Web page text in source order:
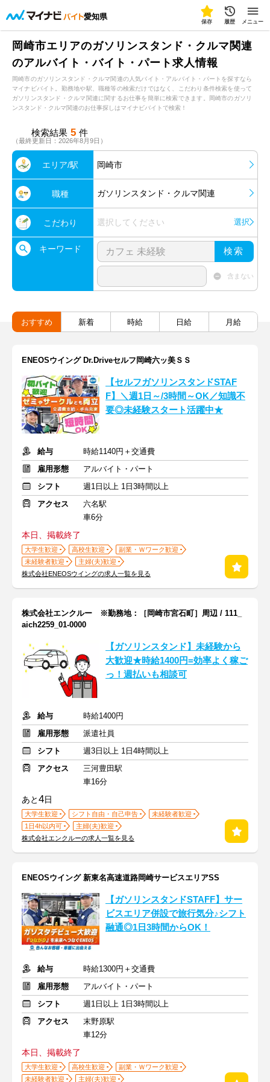
愛知県
保存 履歴 メニュー
岡崎市エリアのガソリンスタンド・クルマ関連
のアルバイト・バイト・パート求人情報
岡崎市のガソリンスタンド・クルマ関連の人気バイト・アルバイト・パートを探すなら
マイナビバイト。勤務地や駅、職種等の検索だけではなく、こだわり条件検索を使って
ガソリンスタンド・クルマ関連に関するお仕事を簡単に検索できます。岡崎市のガソリ
ンスタンド・クルマ関連のお仕事探しはマイナビバイトで検索！
検索結果 5 件
（最終更新日：2026年8月9日）
エリア/駅 岡崎市
職種 ガソリンスタンド・クルマ関連
こだわり 選択してください 選択
キーワード 検索
含まない
おすすめ 新着 時給 日給 月給
ENEOSウイング Dr.Driveセルフ岡崎六ッ美ＳＳ
【セルフガソリンスタンドSTAF
F】＼週1日～/3時間～OK／知識不
要◎未経験スタート活躍中★
給与
時給1140円＋交通費
雇用形態
アルバイト・パート
シフト
週1日以上 1日3時間以上
アクセス
六名駅
車6分
本日、掲載終了
大学生歓迎 高校生歓迎
副業・Ｗワーク歓迎
未経験者歓迎
主婦(夫)歓迎
株式会社ENEOSウイングの求人一覧を見る
株式会社エンクルー ※勤務地：［岡崎市宮石町］周辺 / 111_
aich2259_01-0000
【ガソリンスタンド】未経験から
大歓迎★時給1400円=効率よく稼ご
っ！週払いも相談可
給与
時給1400円
雇用形態
派遣社員
シフト
週3日以上 1日4時間以上
アクセス
三河豊田駅
車16分
あと4日
大学生歓迎 シフト自由・自己申告
未経験者歓迎
1日4h以内可
主婦(夫)歓迎
株式会社エンクルーの求人一覧を見る
ENEOSウイング 新東名高速道路岡崎サービスエリアSS
【ガソリンスタンドSTAFF】サー
ビスエリア併設で旅行気分♪シフト
融通◎1日3時間からOK！
給与
時給1300円＋交通費
雇用形態
アルバイト・パート
シフト
週1日以上 1日3時間以上
アクセス
末野原駅
車12分
本日、掲載終了
大学生歓迎 高校生歓迎
副業・Ｗワーク歓迎
未経験者歓迎
主婦(夫)歓迎